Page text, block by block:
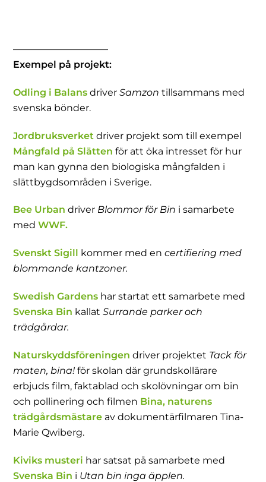
——————————
Exempel på projekt:
Odling i Balans driverSamzon tillsammans med
svenska bönder.
Jordbruksverket driver projekt som till exempel
Mångfald på Slättenför att öka intresset för hur
man kan gynna den biologiska mångfalden i
slättbygdsområden i Sverige.
Bee Urban driver Blommor för Bin i samarbete
med WWF.
Svenskt Sigill kommer med encertifiering med
blommande kantzoner.
Swedish Gardens har startat ett samarbete med
Svenska Bin kallatSurrande parker och
trädgårdar.
Naturskyddsföreningen driver projektet Tack för
maten, bina!för skolan där grundskollärare
erbjuds film, faktablad och skolövningar om bin
och pollinering och filmen Bina, naturens
trädgårdsmästare av dokumentärfilmaren Tina-
Marie Qwiberg.
Kiviks musteri har satsat på samarbete med
Svenska Bin i Utan bin inga äpplen.